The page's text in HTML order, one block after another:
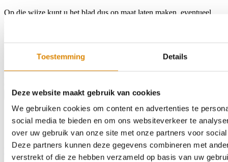
Toestemming Details
Deze website maakt gebruik van cookies
We gebruiken cookies om content en advertenties te
social media te bieden en om ons websiteverkeer te
over uw gebruik van onze site met onze partners voor
Deze partners kunnen deze gegevens combineren met
verstrekt of die ze hebben verzameld op basis van uw
Op die wijze kunt u het blad dus op maat laten maken, eventueel
3573RM RPO
Product bestellen
Home Assortiment Kleurstalen Over ons Outlet Contact Zoeken